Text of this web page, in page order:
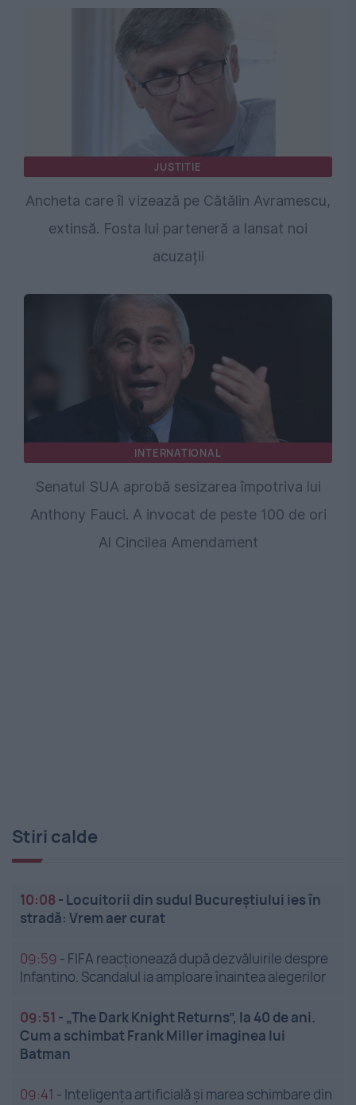
JUSTITIE
Ancheta care îl vizează pe Cătălin Avramescu,
extinsă. Fosta lui parteneră a lansat noi
acuzații
INTERNATIONAL
Senatul SUA aprobă sesizarea împotriva lui
Anthony Fauci. A invocat de peste 100 de ori
Al Cincilea Amendament
Stiri calde
10:08 - Locuitorii din sudul Bucureștiului ies în
stradă: Vrem aer curat
09:59 - FIFA reacționează după dezvăluirile despre
Infantino. Scandalul ia amploare înaintea alegerilor
09:51 - „The Dark Knight Returns”, la 40 de ani.
Cum a schimbat Frank Miller imaginea lui
Batman
09:41 - Inteligența artificială și marea schimbare din